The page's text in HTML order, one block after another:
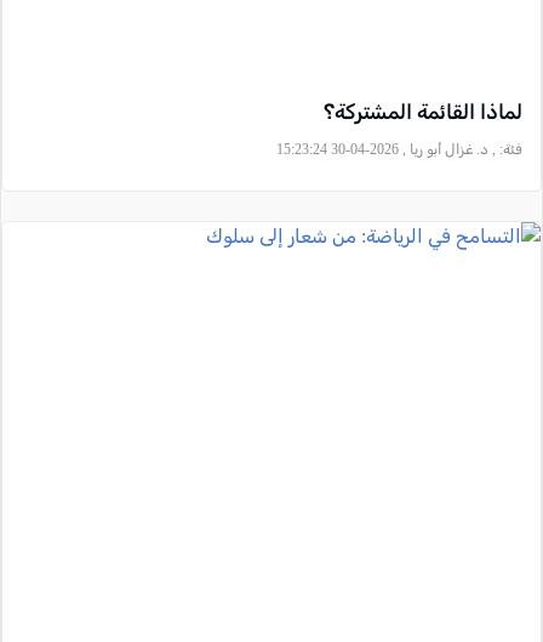
لماذا القائمة المشتركة؟
فئة: , د. غزال أبو ريا , 2026-04-30 15:23:24